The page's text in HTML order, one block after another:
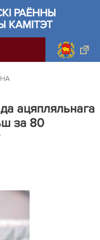
РАЁННЫ
КАМІТЭТ
ацяпляльнага
за 80